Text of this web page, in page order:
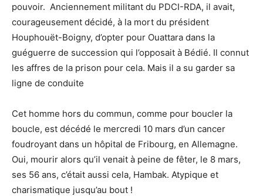
pouvoir. Anciennement militant du PDCI-RDA, il avait,
courageusement décidé, à la mort du président
Houphouët-Boigny, d’opter pour Ouattara dans la
guéguerre de succession qui l’opposait à Bédié. Il connut
les affres de la prison pour cela. Mais il a su garder sa
ligne de conduite
Cet homme hors du commun, comme pour boucler la
boucle, est décédé le mercredi 10 mars d’un cancer
foudroyant dans un hôpital de Fribourg, en Allemagne.
Oui, mourir alors qu’il venait à peine de fêter, le 8 mars,
ses 56 ans, c’était aussi cela, Hambak. Atypique et
charismatique jusqu’au bout !